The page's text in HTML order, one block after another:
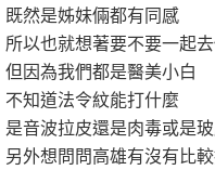
既然是姊妹倆都有同感
所以也就想著要不要一起
但因為我們都是醫美小白
不知道法令紋能打什麼
是音波拉皮還是肉毒或是
另外想問問高雄有沒有比